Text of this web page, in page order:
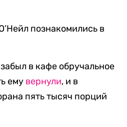
познакомились в
в кафе обручальное
ему вернули, и в
пять тысяч порций